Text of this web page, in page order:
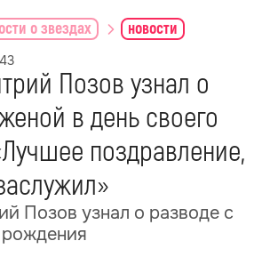
о звездах новости
Позов узнал о
в день своего
поздравление,
Позов узнал о разводе с